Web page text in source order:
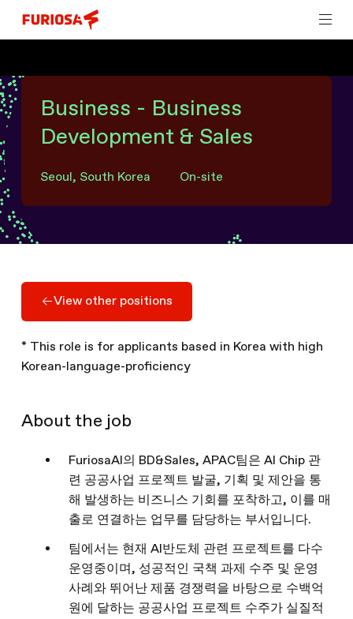
Business - Business
Development & Sales
Seoul, South Korea On-site
View other positions
View other positions
* This role is for applicants based in Korea with high
Korean-language-proficiency
About the job
FuriosaAI의 BD&Sales, APAC팀은 AI Chip 관
련 공공사업 프로젝트 발굴, 기획 및 제안을 통
해 발생하는 비즈니스 기회를 포착하고, 이를 매
출로 연결하는 업무를 담당하는 부서입니다.
팀에서는 현재 AI반도체 관련 프로젝트를 다수
운영중이며, 성공적인 국책 과제 수주 및 운영
사례와 뛰어난 제품 경쟁력을 바탕으로 수백억
원에 달하는 공공사업 프로젝트 수주가 실질적